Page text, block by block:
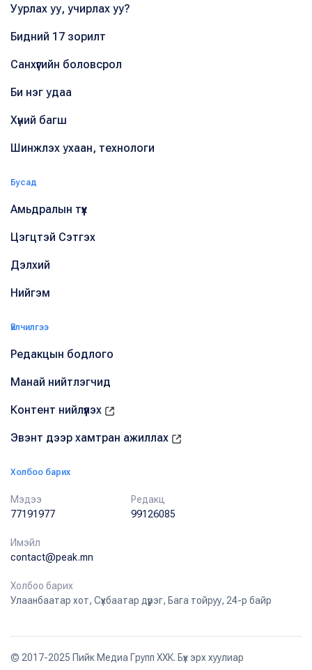
Уурлах уу, учирлах уу?
Бидний 17 зорилт
Санхүүгийн боловсрол
Би нэг удаа
Хүний багш
Шинжлэх ухаан, технологи
Бусад
Амьдралын түүх
Цэгцтэй Сэтгэх
Дэлхий
Нийгэм
Үйлчилгээ
Редакцын бодлого
Манай нийтлэгчид
Контент нийлүүлэх
Эвэнт дээр хамтран ажиллах
Холбоо барих
Мэдээ
77191977
Редакц
99126085
Имэйл
contact@peak.mn
Холбоо барих
Улаанбаатар хот, Сүхбаатар дүүрэг, Бага тойруу, 24-р байр
© 2017-2025 Пийк Медиа Групп ХХК. Бүх эрх хуулиар